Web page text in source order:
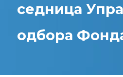
седница
одбора